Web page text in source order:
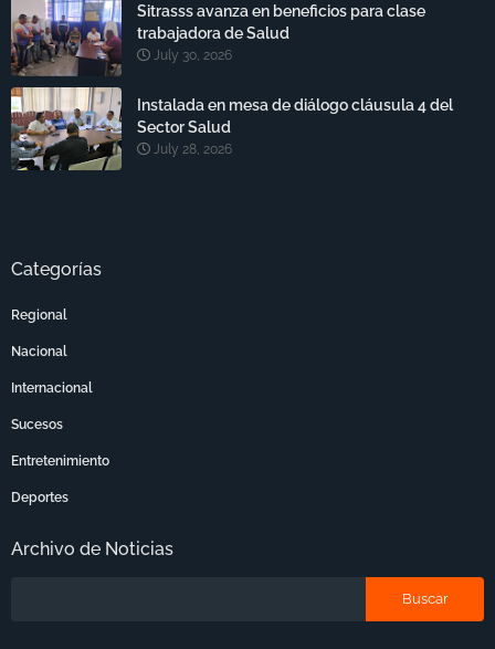
Sitrasss avanza en beneficios para clase
trabajadora de Salud
July 30, 2026
Instalada en mesa de diálogo cláusula 4 del
Sector Salud
July 28, 2026
Categorías
Regional
Nacional
Internacional
Sucesos
Entretenimiento
Deportes
Archivo de Noticias